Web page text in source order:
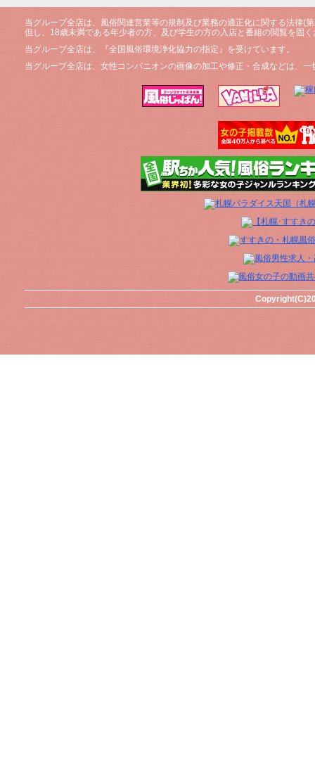
当グループ全店は、風俗関連営業等の規制及び業務の適正化に関する法律
但し、18歳未満である年少者の方、及び学生の方の入店と番組の閲覧を固
当グループ全店は、『全国風俗環境浄化協力の指定』を受けています。
当グループ全店は、女性コンパニオンの画像の加工や修正・合成などは、